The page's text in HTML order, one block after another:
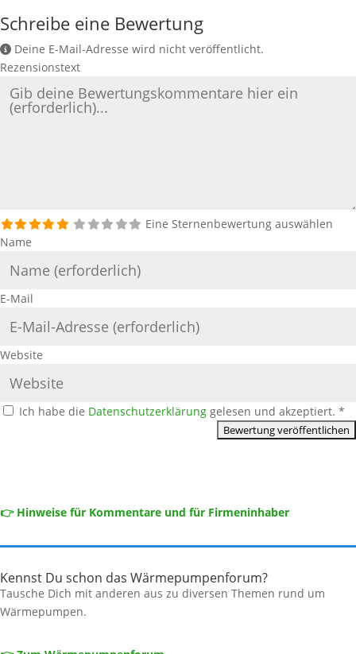
Schreibe eine Bewertung
Deine E-Mail-Adresse wird nicht veröffentlicht.
Rezensionstext
Eine Sternenbewertung auswählen
Name
E-Mail
Website
Ich habe die Datenschutzerklärung gelesen und akzeptiert. *
👉 Hinweise für Kommentare und für Firmeninhaber
Kennst Du schon das Wärmepumpenforum?
Tausche Dich mit anderen aus zu diversen Themen rund um
Wärmepumpen.